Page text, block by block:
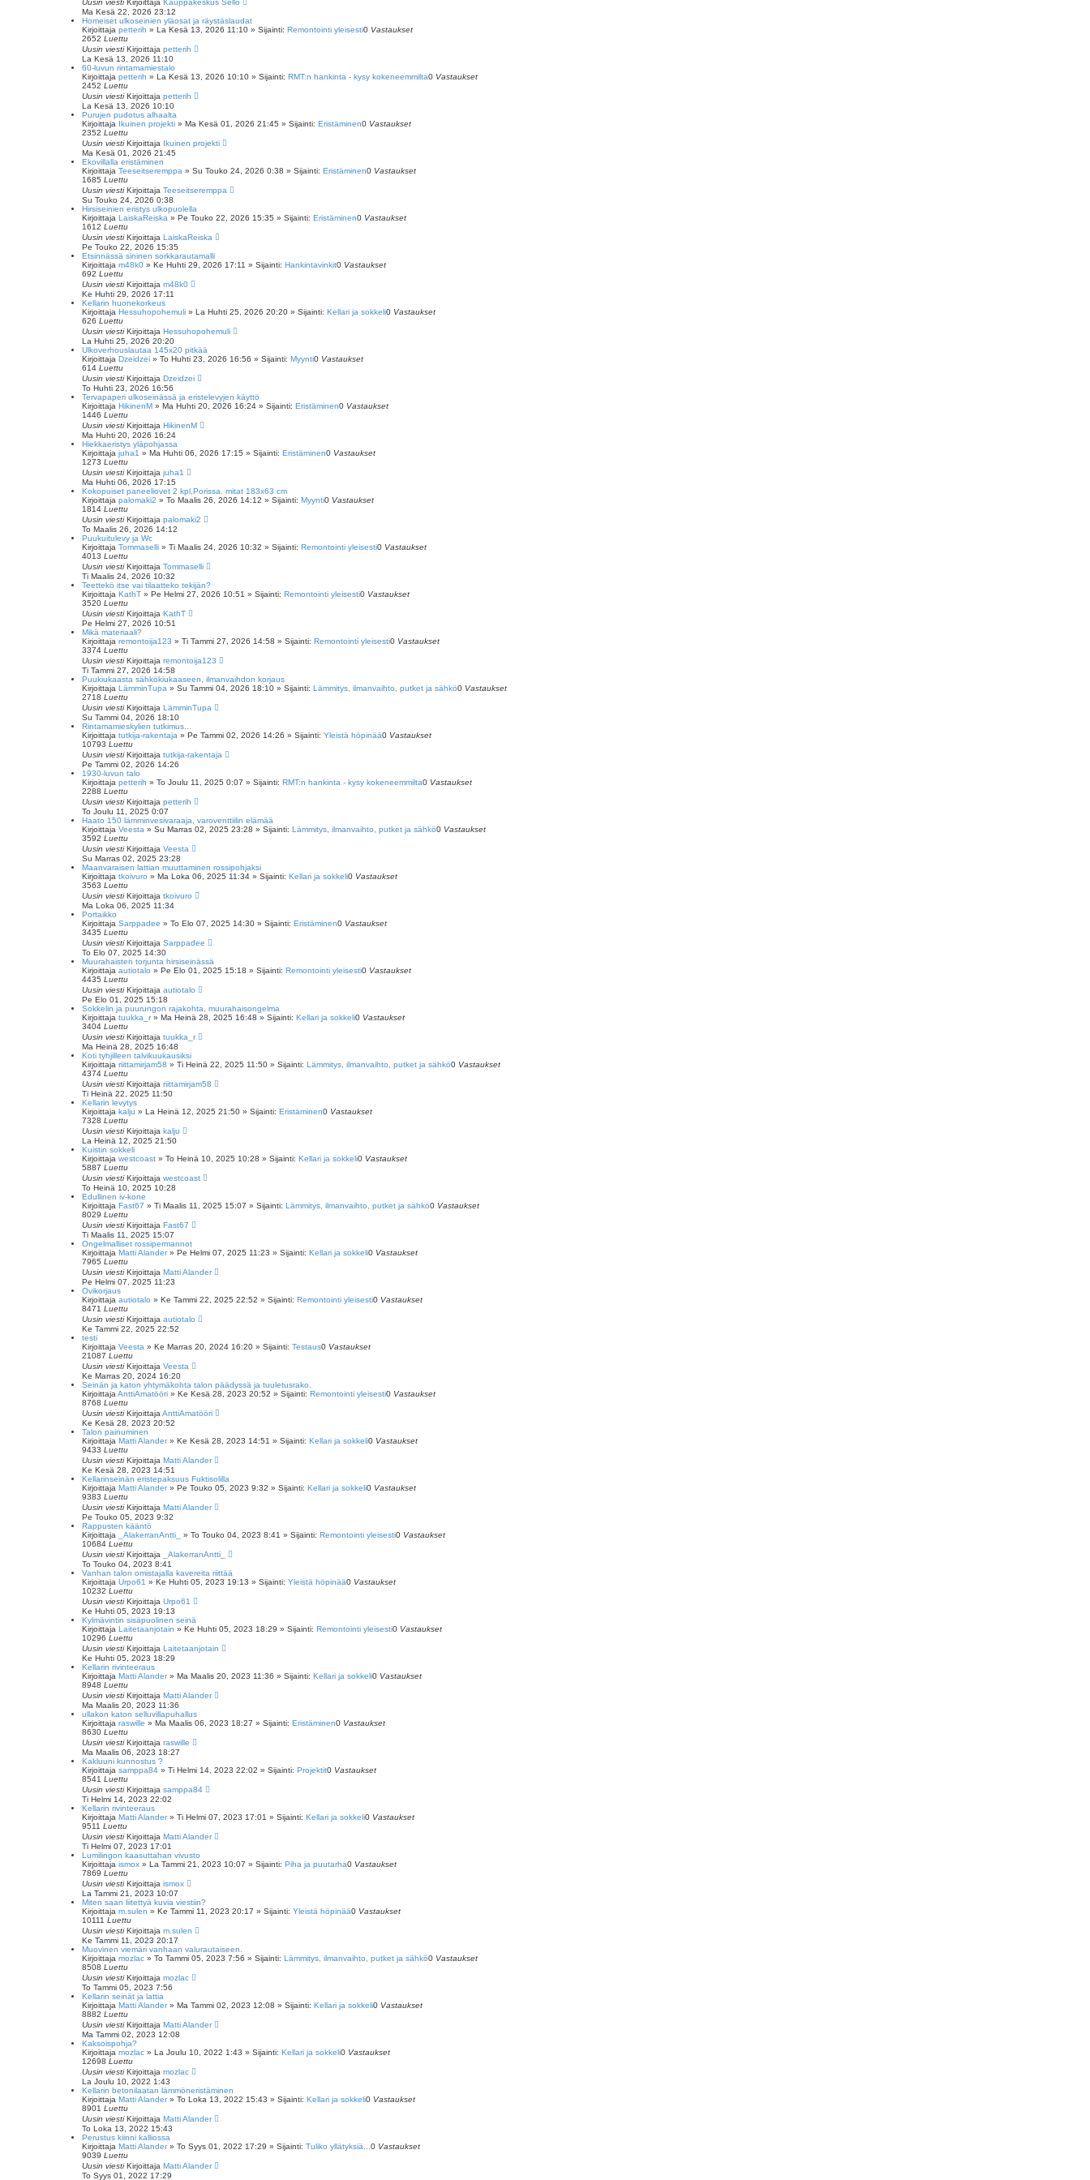
Ma Kesä 22, 2026 23:12
Homeiset ulkoseinien yläosat ja räystäslaudat
Kirjoittaja petterih » La Kesä 13, 2026 11:10 » Sijainti: Remontointi yleisesti0 Vastaukset
2652 Luettu
Uusin viestiKirjoittaja petterih
La Kesä 13, 2026 11:10
60-luvun rintamamiestalo
Kirjoittaja petterih » La Kesä 13, 2026 10:10 » Sijainti: RMT:n hankinta - kysy kokeneemmilta0 Vastaukset
2452 Luettu
Uusin viestiKirjoittaja petterih
La Kesä 13, 2026 10:10
Purujen pudotus alhaalta
Kirjoittaja Ikuinen projekti » Ma Kesä 01, 2026 21:45 » Sijainti: Eristäminen0 Vastaukset
2352 Luettu
Uusin viestiKirjoittaja Ikuinen projekti
Ma Kesä 01, 2026 21:45
Ekovillalla eristäminen
Kirjoittaja Teeseitseremppa » Su Touko 24, 2026 0:38 » Sijainti: Eristäminen0 Vastaukset
1685 Luettu
Uusin viestiKirjoittaja Teeseitseremppa
Su Touko 24, 2026 0:38
Hirsiseinien eristys ulkopuolella
Kirjoittaja LaiskaReiska » Pe Touko 22, 2026 15:35 » Sijainti: Eristäminen0 Vastaukset
1612 Luettu
Uusin viestiKirjoittaja LaiskaReiska
Pe Touko 22, 2026 15:35
Etsinnässä sininen sorkkarautamalli
Kirjoittaja m48k0 » Ke Huhti 29, 2026 17:11 » Sijainti: Hankintavinkit0 Vastaukset
692 Luettu
Uusin viestiKirjoittaja m48k0
Ke Huhti 29, 2026 17:11
Kellarin huonekorkeus
Kirjoittaja Hessuhopohemuli » La Huhti 25, 2026 20:20 » Sijainti: Kellari ja sokkeli0 Vastaukset
626 Luettu
Uusin viestiKirjoittaja Hessuhopohemuli
La Huhti 25, 2026 20:20
Ulkoverhouslautaa 145x20 pitkää
Kirjoittaja Dzeidzei » To Huhti 23, 2026 16:56 » Sijainti: Myynti0 Vastaukset
614 Luettu
Uusin viestiKirjoittaja Dzeidzei
To Huhti 23, 2026 16:56
Tervapaperi ulkoseinässä ja eristelevyjen käyttö
Kirjoittaja HikinenM » Ma Huhti 20, 2026 16:24 » Sijainti: Eristäminen0 Vastaukset
1446 Luettu
Uusin viestiKirjoittaja HikinenM
Ma Huhti 20, 2026 16:24
Hiekkaeristys yläpohjassa
Kirjoittaja juha1 » Ma Huhti 06, 2026 17:15 » Sijainti: Eristäminen0 Vastaukset
1273 Luettu
Uusin viestiKirjoittaja juha1
Ma Huhti 06, 2026 17:15
Kokopuiset paneeliovet 2 kpl,Porissa. mitat 183x63 cm
Kirjoittaja palomaki2 » To Maalis 26, 2026 14:12 » Sijainti: Myynti0 Vastaukset
1814 Luettu
Uusin viestiKirjoittaja palomaki2
To Maalis 26, 2026 14:12
Puukuitulevy ja Wc
Kirjoittaja Tommaselli » Ti Maalis 24, 2026 10:32 » Sijainti: Remontointi yleisesti0 Vastaukset
4013 Luettu
Uusin viestiKirjoittaja Tommaselli
Ti Maalis 24, 2026 10:32
Teettekö itse vai tilaatteko tekijän?
Kirjoittaja KathT » Pe Helmi 27, 2026 10:51 » Sijainti: Remontointi yleisesti0 Vastaukset
3520 Luettu
Uusin viestiKirjoittaja KathT
Pe Helmi 27, 2026 10:51
Mikä materiaali?
Kirjoittaja remontoija123 » Ti Tammi 27, 2026 14:58 » Sijainti: Remontointi yleisesti0 Vastaukset
3374 Luettu
Uusin viestiKirjoittaja remontoija123
Ti Tammi 27, 2026 14:58
Puukiukaasta sähkökiukaaseen, ilmanvaihdon korjaus
Kirjoittaja LämminTupa » Su Tammi 04, 2026 18:10 » Sijainti: Lämmitys, ilmanvaihto, putket ja sähkö0 Vastaukset
2718 Luettu
Uusin viestiKirjoittaja LämminTupa
Su Tammi 04, 2026 18:10
Rintamamieskylien tutkimus...
Kirjoittaja tutkija-rakentaja » Pe Tammi 02, 2026 14:26 » Sijainti: Yleistä höpinää0 Vastaukset
10793 Luettu
Uusin viestiKirjoittaja tutkija-rakentaja
Pe Tammi 02, 2026 14:26
1930-luvun talo
Kirjoittaja petterih » To Joulu 11, 2025 0:07 » Sijainti: RMT:n hankinta - kysy kokeneemmilta0 Vastaukset
2288 Luettu
Uusin viestiKirjoittaja petterih
To Joulu 11, 2025 0:07
Haato 150 lämminvesivaraaja, varoventtiilin elämää
Kirjoittaja Veesta » Su Marras 02, 2025 23:28 » Sijainti: Lämmitys, ilmanvaihto, putket ja sähkö0 Vastaukset
3592 Luettu
Uusin viestiKirjoittaja Veesta
Su Marras 02, 2025 23:28
Maanvaraisen lattian muuttaminen rossipohjaksi
Kirjoittaja tkoivuro » Ma Loka 06, 2025 11:34 » Sijainti: Kellari ja sokkeli0 Vastaukset
3563 Luettu
Uusin viestiKirjoittaja tkoivuro
Ma Loka 06, 2025 11:34
Portaikko
Kirjoittaja Sarppadee » To Elo 07, 2025 14:30 » Sijainti: Eristäminen0 Vastaukset
3435 Luettu
Uusin viestiKirjoittaja Sarppadee
To Elo 07, 2025 14:30
Muurahaisten torjunta hirsiseinässä
Kirjoittaja autiotalo » Pe Elo 01, 2025 15:18 » Sijainti: Remontointi yleisesti0 Vastaukset
4435 Luettu
Uusin viestiKirjoittaja autiotalo
Pe Elo 01, 2025 15:18
Sokkelin ja puurungon rajakohta, muurahaisongelma
Kirjoittaja tuukka_r» Ma Heinä 28, 2025 16:48 » Sijainti: Kellari ja sokkeli0 Vastaukset
3404 Luettu
Uusin viestiKirjoittaja tuukka_r
Ma Heinä 28, 2025 16:48
Koti tyhjilleen talvikuukausiksi
Kirjoittaja riittamirjam58 » Ti Heinä 22, 2025 11:50 » Sijainti: Lämmitys, ilmanvaihto, putket ja sähkö0 Vastaukset
4374 Luettu
Uusin viestiKirjoittaja riittamirjam58
Ti Heinä 22, 2025 11:50
Kellarin levytys
Kirjoittaja kalju » La Heinä 12, 2025 21:50 » Sijainti: Eristäminen0 Vastaukset
7328 Luettu
Uusin viestiKirjoittaja kalju
La Heinä 12, 2025 21:50
Kuistin sokkeli
Kirjoittaja westcoast » To Heinä 10, 2025 10:28 » Sijainti: Kellari ja sokkeli0 Vastaukset
5887 Luettu
Uusin viestiKirjoittaja westcoast
To Heinä 10, 2025 10:28
Edullinen iv-kone
Kirjoittaja Fast67 » Ti Maalis 11, 2025 15:07 » Sijainti: Lämmitys, ilmanvaihto, putket ja sähkö0 Vastaukset
8029 Luettu
Uusin viestiKirjoittaja Fast67
Ti Maalis 11, 2025 15:07
Ongelmalliset rossipermannot
Kirjoittaja Matti Alander» Pe Helmi 07, 2025 11:23 » Sijainti: Kellari ja sokkeli0 Vastaukset
7965 Luettu
Uusin viestiKirjoittaja Matti Alander
Pe Helmi 07, 2025 11:23
Ovikorjaus
Kirjoittaja autiotalo » Ke Tammi 22, 2025 22:52 » Sijainti: Remontointi yleisesti0 Vastaukset
8471 Luettu
Uusin viestiKirjoittaja autiotalo
Ke Tammi 22, 2025 22:52
testi
Kirjoittaja Veesta » Ke Marras 20, 2024 16:20 » Sijainti: Testaus0 Vastaukset
21087 Luettu
Uusin viestiKirjoittaja Veesta
Ke Marras 20, 2024 16:20
Seinän ja katon yhtymäkohta talon päädyssä ja tuuletusrako.
Kirjoittaja AnttiAmatööri » Ke Kesä 28, 2023 20:52 » Sijainti: Remontointi yleisesti0 Vastaukset
8768 Luettu
Uusin viestiKirjoittaja AnttiAmatööri
Ke Kesä 28, 2023 20:52
Talon painuminen
Kirjoittaja Matti Alander» Ke Kesä 28, 2023 14:51 » Sijainti: Kellari ja sokkeli0 Vastaukset
9433 Luettu
Uusin viestiKirjoittaja Matti Alander
Ke Kesä 28, 2023 14:51
Kellarinseinän eristepaksuus Fuktisolilla
Kirjoittaja Matti Alander» Pe Touko 05, 2023 9:32 » Sijainti: Kellari ja sokkeli0 Vastaukset
9383 Luettu
Uusin viestiKirjoittaja Matti Alander
Pe Touko 05, 2023 9:32
Rappusten kääntö
Kirjoittaja
_AlakerranAntti_ » To Touko 04, 2023 8:41 » Sijainti: Remontointi yleisesti0 Vastaukset
10684 Luettu
Uusin viestiKirjoittaja
_AlakerranAntti_
To Touko 04, 2023 8:41
Vanhan talon omistajalla kavereita riittää
Kirjoittaja Urpo61 » Ke Huhti 05, 2023 19:13 » Sijainti: Yleistä höpinää0 Vastaukset
10232 Luettu
Uusin viestiKirjoittaja Urpo61
Ke Huhti 05, 2023 19:13
Kylmävintin sisäpuolinen seinä
Kirjoittaja Laitetaanjotain » Ke Huhti 05, 2023 18:29 » Sijainti: Remontointi yleisesti0 Vastaukset
10296 Luettu
Uusin viestiKirjoittaja Laitetaanjotain
Ke Huhti 05, 2023 18:29
Kellarin rivinteeraus
Kirjoittaja Matti Alander» Ma Maalis 20, 2023 11:36 » Sijainti: Kellari ja sokkeli0 Vastaukset
8948 Luettu
Uusin viestiKirjoittaja Matti Alander
Ma Maalis 20, 2023 11:36
ullakon katon selluvillapuhallus
Kirjoittaja raswille » Ma Maalis 06, 2023 18:27 » Sijainti: Eristäminen0 Vastaukset
8630 Luettu
Uusin viestiKirjoittaja raswille
Ma Maalis 06, 2023 18:27
Kakluuni kunnostus ?
Kirjoittaja samppa84 » Ti Helmi 14, 2023 22:02 » Sijainti: Projektit0 Vastaukset
8541 Luettu
Uusin viestiKirjoittaja samppa84
Ti Helmi 14, 2023 22:02
Kellarin rivinteeraus
Kirjoittaja Matti Alander» Ti Helmi 07, 2023 17:01 » Sijainti: Kellari ja sokkeli0 Vastaukset
9511 Luettu
Uusin viestiKirjoittaja Matti Alander
Ti Helmi 07, 2023 17:01
Lumilingon kaasuttahan vivusto
Kirjoittaja ismox » La Tammi 21, 2023 10:07 » Sijainti: Piha ja puutarha0 Vastaukset
7869 Luettu
Uusin viestiKirjoittaja ismox
La Tammi 21, 2023 10:07
Miten saan liitettyä kuvia viestiin?
Kirjoittaja m.sulen » Ke Tammi 11, 2023 20:17 » Sijainti: Yleistä höpinää0 Vastaukset
10111 Luettu
Uusin viestiKirjoittaja m.sulen
Ke Tammi 11, 2023 20:17
Muovinen viemäri vanhaan valurautaiseen.
Kirjoittaja mozlac » To Tammi 05, 2023 7:56 » Sijainti: Lämmitys, ilmanvaihto, putket ja sähkö0 Vastaukset
8508 Luettu
Uusin viestiKirjoittaja mozlac
To Tammi 05, 2023 7:56
Kellarin seinät ja lattia
Kirjoittaja Matti Alander» Ma Tammi 02, 2023 12:08 » Sijainti: Kellari ja sokkeli0 Vastaukset
8882 Luettu
Uusin viestiKirjoittaja Matti Alander
Ma Tammi 02, 2023 12:08
Kaksoispohja?
Kirjoittaja mozlac » La Joulu 10, 2022 1:43 » Sijainti: Kellari ja sokkeli0 Vastaukset
12698 Luettu
Uusin viestiKirjoittaja mozlac
La Joulu 10, 2022 1:43
Kellarin betonilaatan lämmöneristäminen
Kirjoittaja Matti Alander» To Loka 13, 2022 15:43 » Sijainti: Kellari ja sokkeli0 Vastaukset
8901 Luettu
Uusin viestiKirjoittaja Matti Alander
To Loka 13, 2022 15:43
Perustus kiinni kalliossa
Kirjoittaja Matti Alander» To Syys 01, 2022 17:29 » Sijainti: Tuliko yllätyksiä... 0 Vastaukset
9039 Luettu
Uusin viestiKirjoittaja Matti Alander
To Syys 01, 2022 17:29